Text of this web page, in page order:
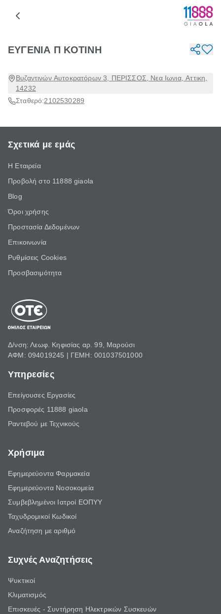
ΕΥΓΕΝΙΑ Π ΚΟΤΙΝΗ
Βυζαντινών Αυτοκρατόρων 3, ΠΕΡΙΣΣΟΣ, Νεα Ιωνια, Αττικη,
14232
Σταθερό:2102530289
Σχετικά με εμάς
Η Εταιρεία
Προβολή στο 11888 giaola
Blog
Όροι χρήσης
Προστασία Δεδομένων
Επικοινωνία
Ρυθμίσεις Cookies
Προσβασιμότητα
Δ/νση: Λεωφ. Κηφισίας αρ. 99, Μαρούσι
ΑΦΜ: 094019245 | ΓΕΜΗ: 001037501000
Υπηρεσίες
Επείγουσες Εργασίες
Προσφορές 11888 giaola
Ραντεβού με Τεχνικούς
Χρήσιμα
Εφημερεύοντα Φαρμακεία
Εφημερεύοντα Νοσοκομεία
Συμβεβλημένοι Ιατροί ΕΟΠΥΥ
Ταχυδρομικοί Κωδικοί
Αναζήτηση με αριθμό
Συχνές Αναζητήσεις
Ψυκτικοί
Κλιματισμός
Επισκευές - Συντήρηση Ηλεκτρικών Συσκευών